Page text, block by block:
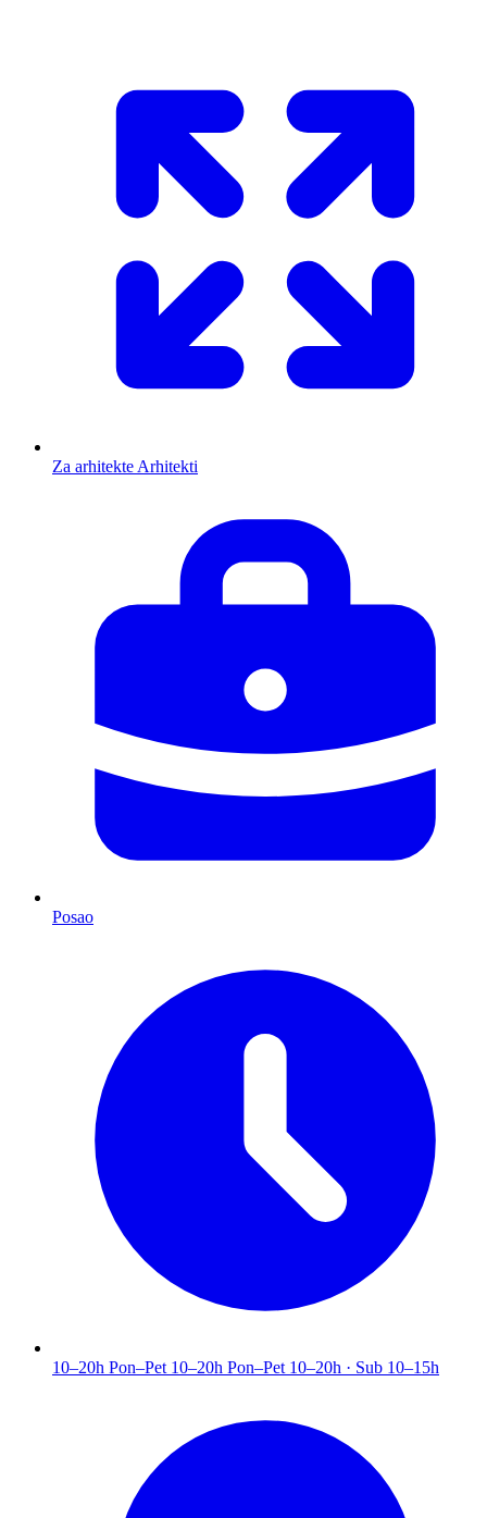
Za arhitekte Arhitekti
Posao
10–20h Pon–Pet 10–20h Pon–Pet 10–20h · Sub 10–15h